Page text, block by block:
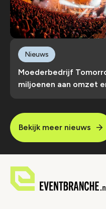
Moederbedrijf
miljoenen aan omzet
Nieuws
Bekijk meer nieuws